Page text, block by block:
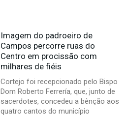
Imagem do padroeiro de
Campos percorre ruas do
Centro em procissão com
milhares de fiéis
Cortejo foi recepcionado pelo Bispo
Dom Roberto Ferrería, que, junto de
sacerdotes, concedeu a bênção aos
quatro cantos do município